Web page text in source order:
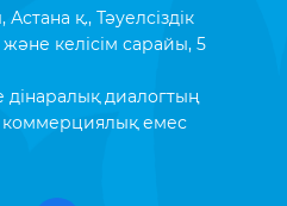
қ., Тәуелсіздік
келісім сарайы, 5
диалогтың
коммерциялық емес